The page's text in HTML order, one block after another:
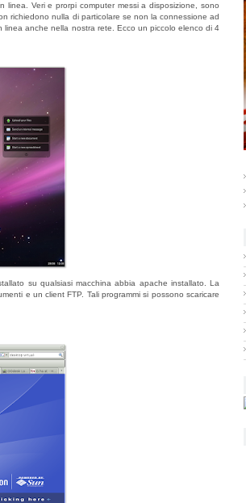
linea. Veri e prorpi computer messi a disposizione, sono
richiedono nulla di particolare se non la connessione ad
linea anche nella nostra rete. Ecco un piccolo elenco di 4
su qualsiasi macchina abbia apache installato. La
e un client FTP. Tali programmi si possono scaricare